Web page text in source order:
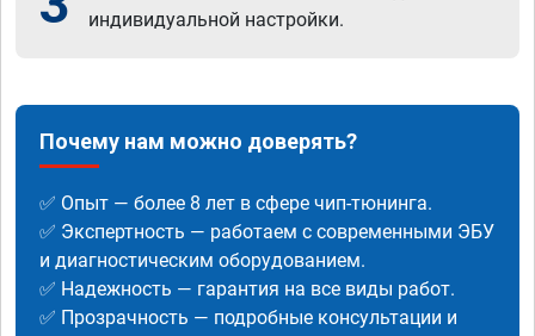
индивидуальной настройки.
Почему нам можно доверять?
✅ Опыт — более 8 лет в сфере чип-тюнинга.
✅ Экспертность — работаем с современными ЭБУ
и диагностическим оборудованием.
✅ Надежность — гарантия на все виды работ.
✅ Прозрачность — подробные консультации и